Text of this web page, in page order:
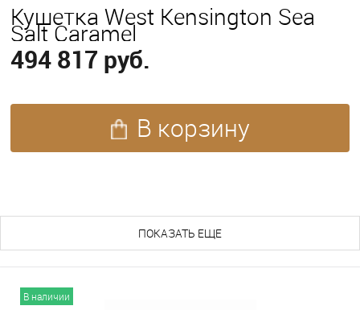
Кушетка West Kensington Sea
Salt Caramel
494 817 руб.
В корзину
ПОКАЗАТЬ ЕЩЕ
В наличии